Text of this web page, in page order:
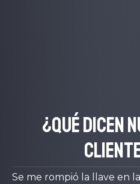
¿Qué dicen
Se me rompió la llave en